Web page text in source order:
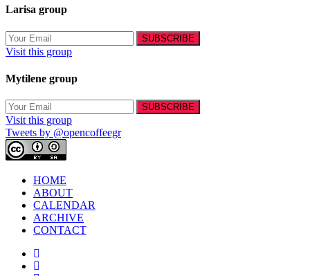
Larisa group
Visit this group
Mytilene group
Visit this group
Tweets by @opencoffeegr
HOME
ABOUT
CALENDAR
ARCHIVE
CONTACT